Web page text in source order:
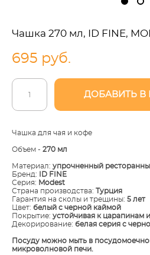
Чашка 270 мл, ID FINE,
695 pуб.
ДОБАВИТЬ В
Чашка для чая и кофе
Объем - 270 мл
Материал: упрочненный
Бренд: ID FINE
Серия: Modest
Страна производства: Турция
Гарантия на сколы и трещины: 5 лет
Цвет: белый с черной каймой
Покрытие: устойчивая к царапинам
Декорирование: белая серия с
​Посуду можно мыть в
микроволновой печи.